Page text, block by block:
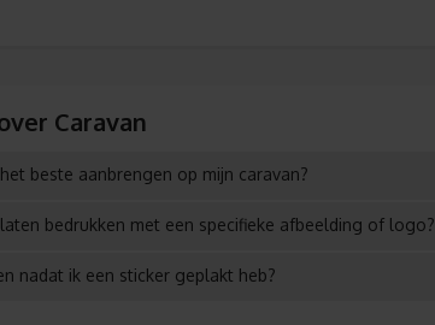
Caravan
beste aanbrengen op mijn caravan?
bedrukken met een specifieke afbeelding of logo?
nadat ik een sticker geplakt heb?